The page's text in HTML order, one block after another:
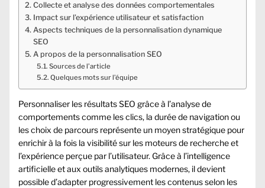
Collecte et analyse des données comportementales
Impact sur l’expérience utilisateur et satisfaction
Aspects techniques de la personnalisation dynamique
SEO
A propos de la personnalisation SEO
Sources de l’article
Quelques mots sur l’équipe
Personnaliser les résultats SEO grâce à l’analyse de
comportements comme les clics, la durée de navigation ou
les choix de parcours représente un moyen stratégique pour
enrichir à la fois la visibilité sur les moteurs de recherche et
l’expérience perçue par l’utilisateur. Grâce à l’intelligence
artificielle et aux outils analytiques modernes, il devient
possible d’adapter progressivement les contenus selon les